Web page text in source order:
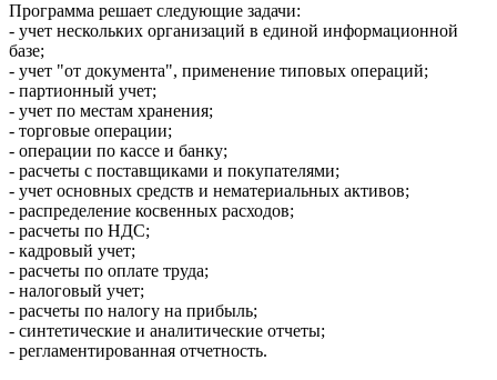
Программа решает следующие задачи:
- учет нескольких организаций в единой информационной
базе;
- учет "от документа", применение типовых операций;
- партионный учет;
- учет по местам хранения;
- торговые операции;
- операции по кассе и банку;
- расчеты с поставщиками и покупателями;
- учет основных средств и нематериальных активов;
- распределение косвенных расходов;
- расчеты по НДС;
- кадровый учет;
- расчеты по оплате труда;
- налоговый учет;
- расчеты по налогу на прибыль;
- синтетические и аналитические отчеты;
- регламентированная отчетность.